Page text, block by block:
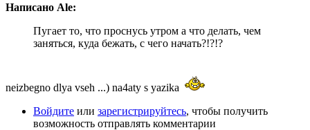
Написано Ale:
Пугает то, что проснусь утром а что делать, чем
заняться, куда бежать, с чего начать?!?!?
neizbegno dlya vseh ...) na4aty s yazika
Войдите или зарегистрируйтесь, чтобы получить
возможность отправлять комментарии